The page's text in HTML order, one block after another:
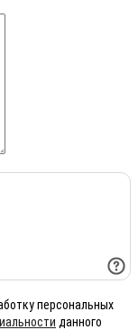
персональных
данного